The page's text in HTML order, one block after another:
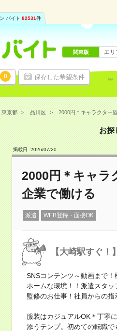
バイト 82531件
0 保存した希望条件
関東版 エリ
東京都 品川区 2000円＊キャラクター
お探
掲載日 :2026/07/20
2000円＊キャラ
企業で働ける
派遣 WEB登録・面接OK
【大崎駅すぐ
SNSコンテンツ～動画まで
ホームな環境！！派遣スタ
監修のお仕事！社員からの
服装はカジュアルOK＊丁寧
添うテンプ。初めての転職で